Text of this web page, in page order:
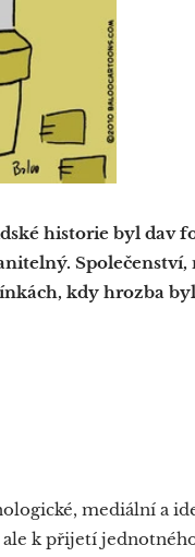
historie byl dav
Společenství,
kdy hrozba
mediální a
k přijetí